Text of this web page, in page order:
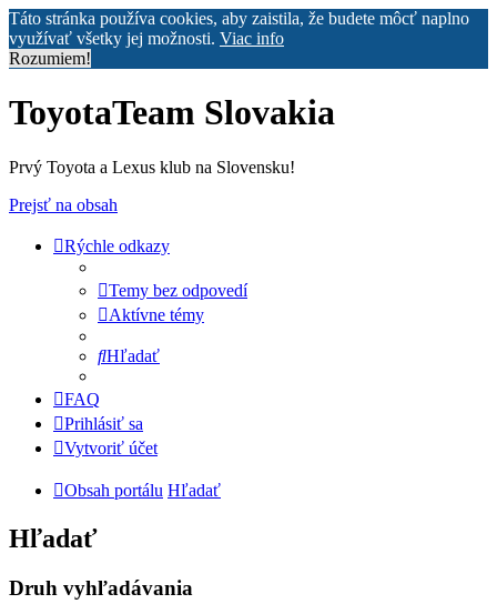
Táto stránka používa cookies, aby zaistila, že budete môcť naplno
využívať všetky jej možnosti. Viac info
Rozumiem!
ToyotaTeam Slovakia
Prvý Toyota a Lexus klub na Slovensku!
Prejsť na obsah
Rýchle odkazy
Temy bez odpovedí
Aktívne témy
Hľadať
FAQ
Prihlásiť sa
Vytvoriť účet
Obsah portálu Hľadať
Hľadať
Druh vyhľadávania